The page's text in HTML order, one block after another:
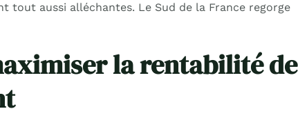
tout aussi alléchantes. Le Sud de la France regorge
la rentabilité de